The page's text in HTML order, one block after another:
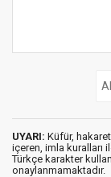
UYARI: Küfür,
içeren, imla kuralları
Türkçe karakter
onaylanmamaktadır.